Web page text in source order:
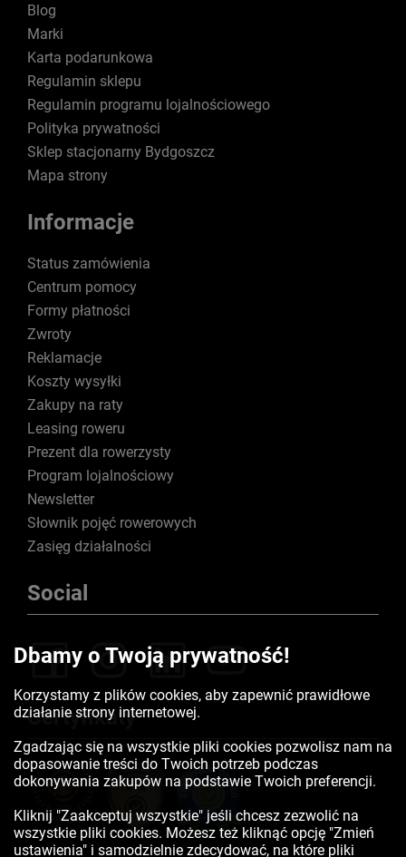
Blog
Marki
Karta podarunkowa
Regulamin sklepu
Regulamin programu lojalnościowego
Polityka prywatności
Sklep stacjonarny Bydgoszcz
Mapa strony
Informacje
Status zamówienia
Centrum pomocy
Formy płatności
Zwroty
Reklamacje
Koszty wysyłki
Zakupy na raty
Leasing roweru
Prezent dla rowerzysty
Program lojalnościowy
Newsletter
Słownik pojęć rowerowych
Zasięg działalności
Social
Certyfikaty
Dbamy o Twoją prywatność!
Korzystamy z plików cookies, aby zapewnić prawidłowe
działanie strony internetowej.
Zgadzając się na wszystkie pliki cookies pozwolisz nam na
dopasowanie treści do Twoich potrzeb podczas
dokonywania zakupów na podstawie Twoich preferencji.
Kliknij "Zaakceptuj wszystkie" jeśli chcesz zezwolić na
wszystkie pliki cookies. Możesz też kliknąć opcję "Zmień
ustawienia" i samodzielnie zdecydować, na które pliki